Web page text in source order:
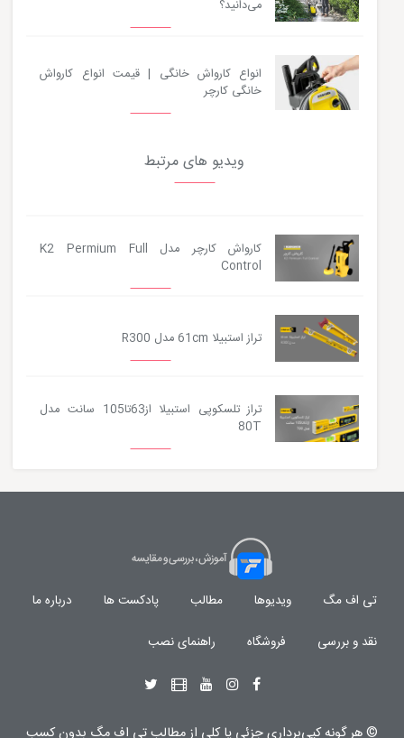
می‌دانید؟
انواع کارواش خانگی | قیمت انواع کارواش
خانگی کارچر
ویدیو های مرتبط
کارواش کارچر مدل K2 Permium Full
Control
تراز استبیلا 61cm مدل R300
تراز تلسکوپی استبیلا از63تا105 سانت مدل
80T
تی اف مگ ویدیوها مطالب پادکست ها درباره ما
نقد و بررسی فروشگاه راهنمای نصب
© هر گونهکپی‌برداری جزئی یا کلی از مطالب تی اف مگ بدون کسب